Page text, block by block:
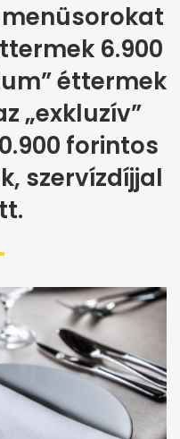
6.900
éttermek
„exkluzív”
forintos
szervízdíjjal